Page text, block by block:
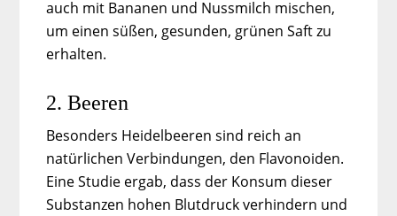
auch mit Bananen und Nussmilch mischen,
um einen süßen, gesunden, grünen Saft zu
erhalten.
2. Beeren
Besonders Heidelbeeren sind reich an
natürlichen Verbindungen, den Flavonoiden.
Eine Studie ergab, dass der Konsum dieser
Substanzen hohen Blutdruck verhindern und